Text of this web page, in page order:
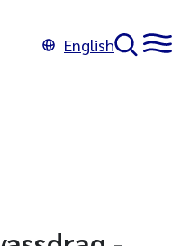
English